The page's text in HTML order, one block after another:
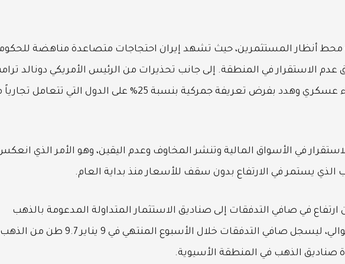
أنظار المستثمرين، حيث تشهد إيران احتجاجات متصاعدة مناهضة
الاستقرار في المنطقة. إلى جانب تحذيرات من الرئيس الأمريكي دونالد
الذي أشار إلى احتمال اتخاذ إجراء عسكري وهدد بفرض تعريفة جمركية بنسبة 25% على الدول التي تتعامل
في الأسواق المالية وتنشر المخاوف وعدم اليقين، وهو الأمر الذي
يستمر في الارتفاع بدون سقف للأسعار منذ بداية العام.
في صافي التدفقات إلى صناديق الاستثمار المتداولة المدعومة بالذهب
المادي للأسبوع العاشر على التوالي، ليسجل صافي التدفقات خلال الأسبوع المنتهي في 9 يناير 9.7 طن من
صناديق الذهب في المنطقة الأسيوية.